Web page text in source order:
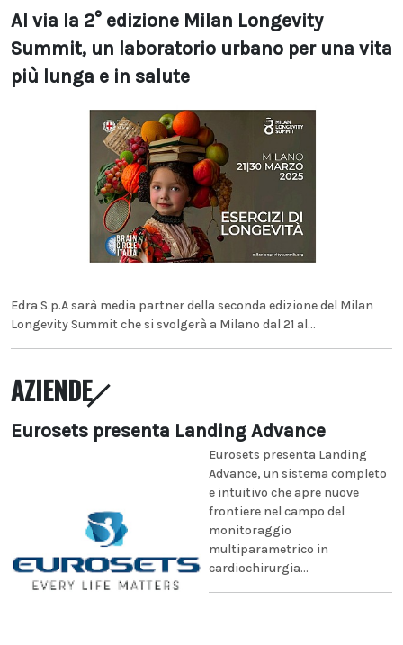
Al via la 2° edizione Milan Longevity
Summit, un laboratorio urbano per una vita
più lunga e in salute
Edra S.p.A sarà media partner della seconda edizione del Milan
Longevity Summit che si svolgerà a Milano dal 21 al...
AZIENDE
Eurosets presenta Landing Advance
Eurosets presenta Landing
Advance, un sistema completo
e intuitivo che apre nuove
frontiere nel campo del
monitoraggio
multiparametrico in
cardiochirurgia...